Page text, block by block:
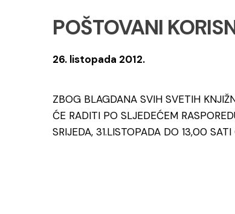
POŠTOVANI
26. listopada 2012.
ZBOG BLAGDANA SVIH SVETIH
ĆE RADITI PO SLJEDEĆEM
SRIJEDA, 31.LISTOPADA DO 13,00